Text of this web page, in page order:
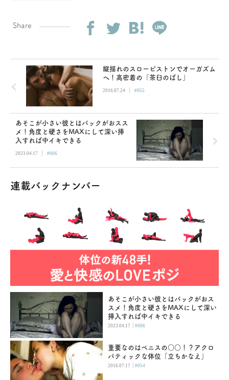
Share
縦揺れのスローピストンでオーガズム
へ！高密着の「茶臼のばし」
2016.07.24 | #055
あそこが小さい彼とはバックがおスス
メ！角度と硬さをMAXにして深い挿
入すれば中イキできる
2023.04.17 | #006
連載バックナンバー
あそこが小さい彼とはバックがおス
スメ！角度と硬さをMAXにして深い
挿入すれば中イキできる
2023.04.17 |#006
重要なのはペニスの○○！？アクロ
バティックな体位「立ちかなえ」
2016.07.17 |#054